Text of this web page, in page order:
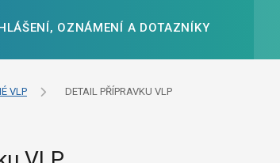
OZNÁMENÍ A DOTAZNÍKY
VLP DETAIL PŘÍPRAVKU VLP